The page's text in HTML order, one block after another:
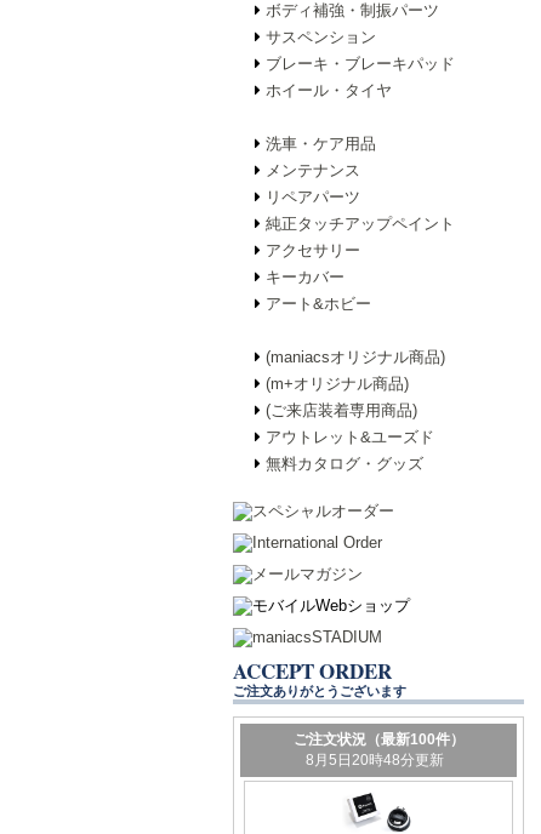
ボディ補強・制振パーツ
サスペンション
ブレーキ・ブレーキパッド
ホイール・タイヤ
洗車・ケア用品
メンテナンス
リペアパーツ
純正タッチアップペイント
アクセサリー
キーカバー
アート&ホビー
(maniacsオリジナル商品)
(m+オリジナル商品)
(ご来店装着専用商品)
アウトレット&ユーズド
無料カタログ・グッズ
ACCEPT ORDER
ご注文ありがとうございます